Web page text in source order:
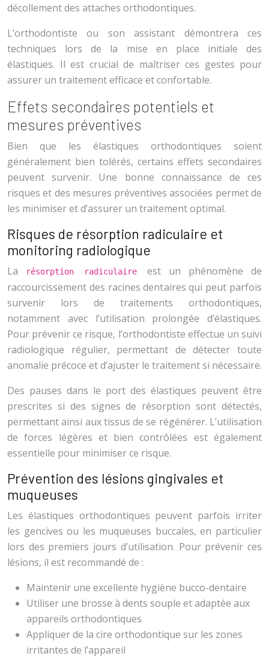
décollement des attaches orthodontiques.
L’orthodontiste ou son assistant démontrera ces
techniques lors de la mise en place initiale des
élastiques. Il est crucial de maîtriser ces gestes pour
assurer un traitement efficace et confortable.
Effets secondaires potentiels et
mesures préventives
Bien que les élastiques orthodontiques soient
généralement bien tolérés, certains effets secondaires
peuvent survenir. Une bonne connaissance de ces
risques et des mesures préventives associées permet de
les minimiser et d’assurer un traitement optimal.
Risques de résorption radiculaire et
monitoring radiologique
La résorption radiculaire est un phénomène de
raccourcissement des racines dentaires qui peut parfois
survenir lors de traitements orthodontiques,
notamment avec l’utilisation prolongée d’élastiques.
Pour prévenir ce risque, l’orthodontiste effectue un suivi
radiologique régulier, permettant de détecter toute
anomalie précoce et d’ajuster le traitement si nécessaire.
Des pauses dans le port des élastiques peuvent être
prescrites si des signes de résorption sont détectés,
permettant ainsi aux tissus de se régénérer. L’utilisation
de forces légères et bien contrôlées est également
essentielle pour minimiser ce risque.
Prévention des lésions gingivales et
muqueuses
Les élastiques orthodontiques peuvent parfois irriter
les gencives ou les muqueuses buccales, en particulier
lors des premiers jours d’utilisation. Pour prévenir ces
lésions, il est recommandé de :
Maintenir une excellente hygiène bucco-dentaire
Utiliser une brosse à dents souple et adaptée aux
appareils orthodontiques
Appliquer de la cire orthodontique sur les zones
irritantes de l’appareil